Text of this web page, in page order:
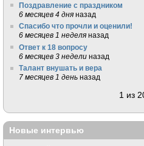
Поздравление с праздником
6 месяцев 4 дня назад
Спасибо что прочли и оценили!
6 месяцев 1 неделя назад
Ответ к 18 вопросу
6 месяцев 3 недели назад
Талант внушать и вера
7 месяцев 1 день назад
1 из
Новые интервью